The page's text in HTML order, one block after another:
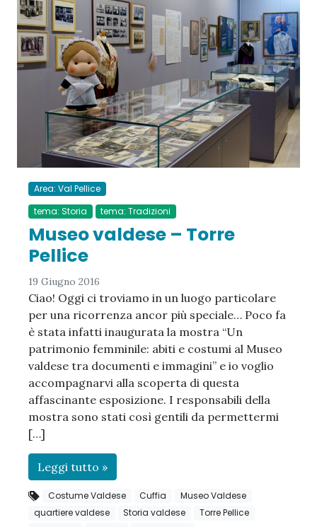
Area: Val Pellice
tema: Storia
tema: Tradizioni
Museo valdese – Torre
Pellice
19 Giugno 2016
Ciao! Oggi ci troviamo in un luogo particolare
per una ricorrenza ancor più speciale… Poco fa
è stata infatti inaugurata la mostra “Un
patrimonio femminile: abiti e costumi al Museo
valdese tra documenti e immagini” e io voglio
accompagnarvi alla scoperta di questa
affascinante esposizione. I responsabili della
mostra sono stati così gentili da permettermi
[…]
Leggi tutto »
Costume Valdese Cuffia
Museo Valdese
quartiere valdese
Storia valdese
Torre Pellice